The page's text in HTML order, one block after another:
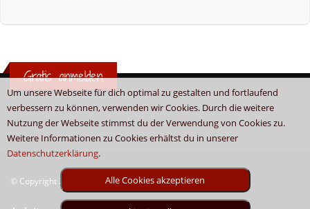
Um unsere Webseite für dich optimal zu gestalten und fortlaufend
verbessern zu können, verwenden wir Cookies. Durch die weitere
Nutzung der Webseite stimmst du der Verwendung von Cookies zu.
Weitere Informationen zu Cookies erhältst du in unserer
Datenschutzerklärung.
Alle Cookies akzeptieren
Gratis anmelden
© Copyright 2026 - Boni.tv / Cashback & Gutscheine